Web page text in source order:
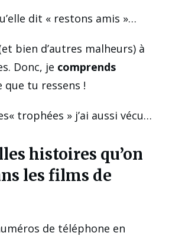
dit « restons amis »…
bien d’autres malheurs) à
Donc, je comprends
que tu ressens !
trophées » j’ai aussi vécu…
histoires qu’on
les films de
de téléphone en